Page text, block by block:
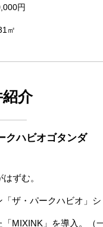
円
㎡
介
クハビオゴタンダ
ずむ。
ザ・パークハビオ」
MIXINK」を導入。（